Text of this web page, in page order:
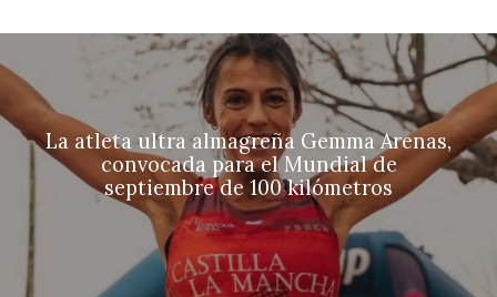
La atleta ultra almagreña Gemma Arenas,
convocada para el Mundial de
septiembre de 100 kilómetros